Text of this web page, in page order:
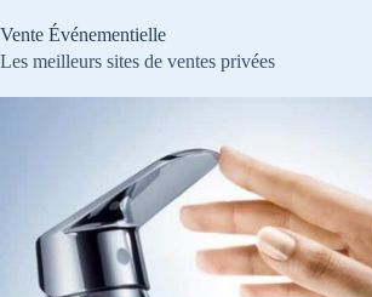
au
contenu
Vente Événementielle
Les meilleurs sites de ventes privées